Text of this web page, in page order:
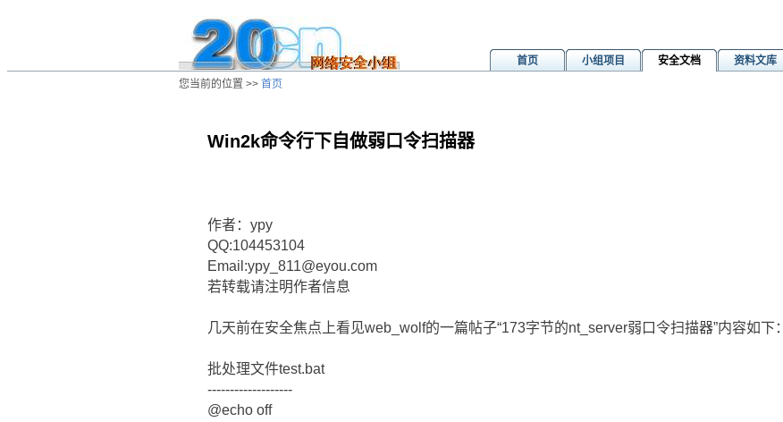
首页 小组项目 安全文档 资料文库
您当前的位置 >> 首页
Win2k命令行下自做弱口令扫描器
作者：ypy
QQ:104453104
Email:ypy_811@eyou.com
若转载请注明作者信息
几天前在安全焦点上看见web_wolf的一篇帖子“173字节的nt_server弱口令扫描器”内容如下：
批处理文件test.bat
-------------------
@echo off